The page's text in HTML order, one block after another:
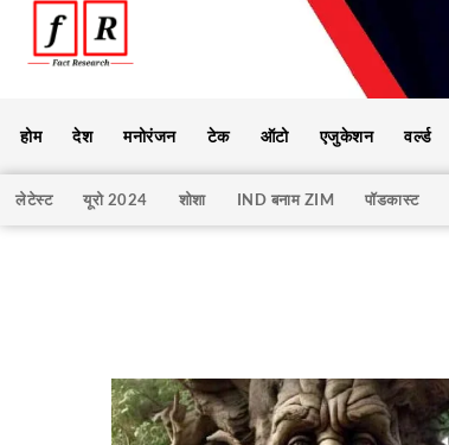
होम देश मनोरंजन टेक ऑटो एजुकेशन वर्ल्ड
लेटेस्ट यूरो 2024 शोशा IND बनाम ZIM पॉडकास्ट